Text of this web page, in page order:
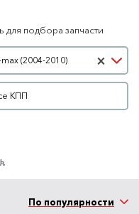
для подбора запчасти
автомобиля
×
max (2004-2010)
КПП
По популярности